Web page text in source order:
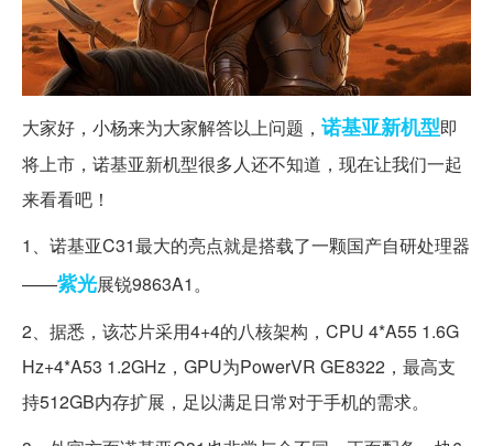
大家好，小杨来为大家解答以上问题， 诺基亚新机型即
将上市，诺基亚新机型很多人还不知道，现在让我们一起
来看看吧！
1、诺基亚C31最大的亮点就是搭载了一颗国产自研处理器
——紫光展锐9863A1。
2、据悉，该芯片采用4+4的八核架构，CPU 4*A55 1.6G
Hz+4*A53 1.2GHz，GPU为PowerVR GE8322，最高支
持512GB内存扩展，足以满足日常对于手机的需求。